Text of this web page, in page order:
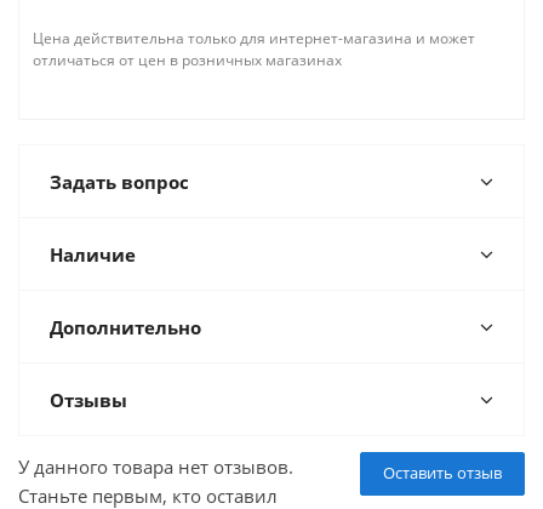
Цена действительна только для интернет-магазина и может
отличаться от цен в розничных магазинах
Задать вопрос
Наличие
Дополнительно
Отзывы
Оставить отзыв
У данного товара нет отзывов.
Станьте первым, кто оставил